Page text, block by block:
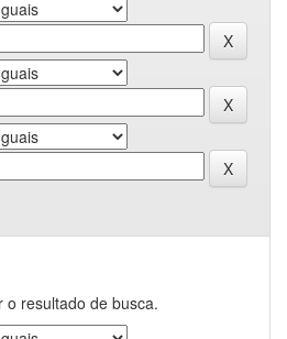
o resultado de busca.